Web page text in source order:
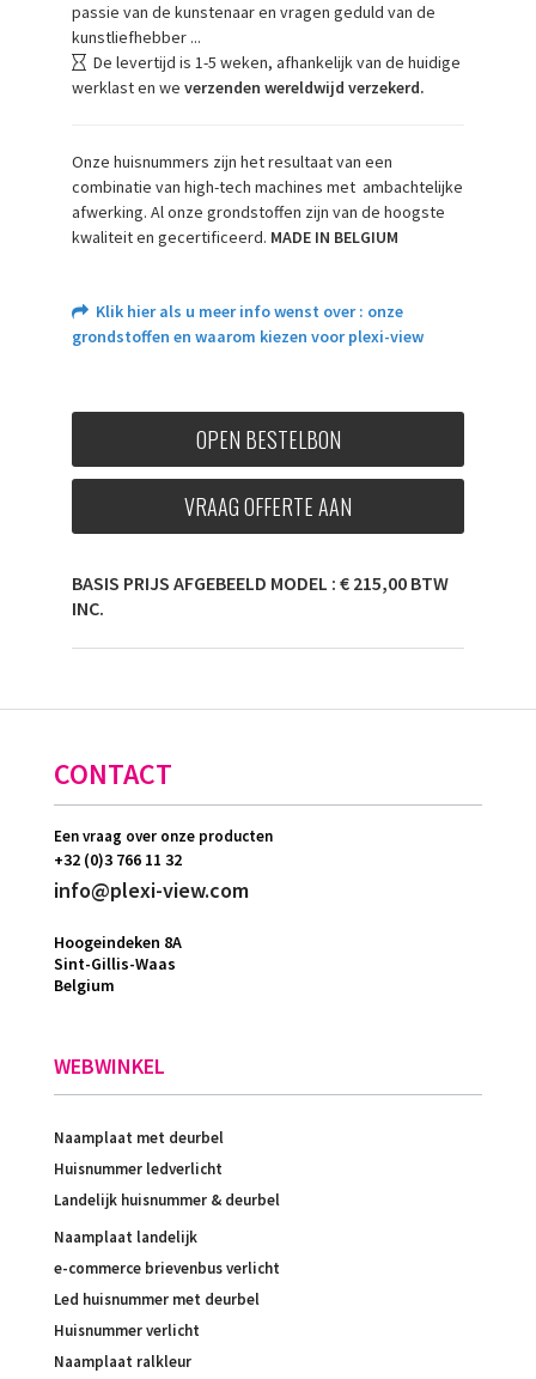
passie van de kunstenaar en vragen geduld van de
kunstliefhebber ...
De levertijd is 1-5 weken, afhankelijk van de huidige
werklast en we verzenden wereldwijd verzekerd.
Onze huisnummers zijn het resultaat van een
combinatie van high-tech machines met ambachtelijke
afwerking. Al onze grondstoffen zijn van de hoogste
kwaliteit en gecertificeerd. MADE IN BELGIUM
Klik hier als u meer info wenst over : onze
grondstoffen en waarom kiezen voor plexi-view
OPEN BESTELBON
VRAAG OFFERTE AAN
BASIS PRIJS AFGEBEELD MODEL : € 215,00 BTW
INC.
CONTACT
Een vraag over onze producten
+32 (0)3 766 11 32
info@plexi-view.com
Hoogeindeken 8A
Sint-Gillis-Waas
Belgium
WEBWINKEL
Naamplaat met deurbel
Huisnummer ledverlicht
Landelijk huisnummer & deurbel
Naamplaat landelijk
e-commerce brievenbus verlicht
Led huisnummer met deurbel
Huisnummer verlicht
Naamplaat ralkleur